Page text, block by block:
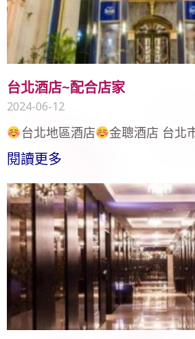
台北酒店~配合店家
2024-06-12
台北地區酒店 金聰酒店 台北
閱讀更多